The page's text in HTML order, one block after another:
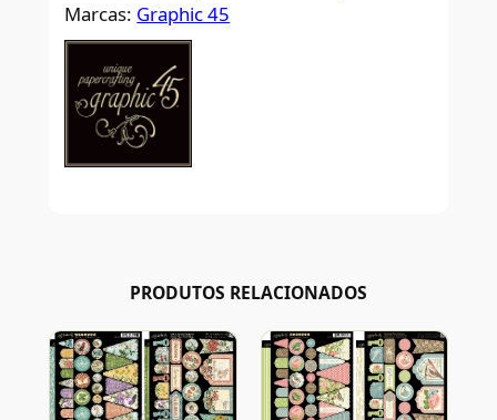
Marcas: Graphic 45
PRODUTOS RELACIONADOS